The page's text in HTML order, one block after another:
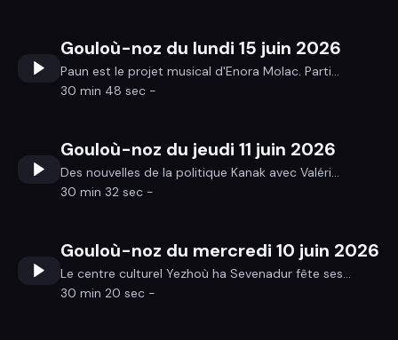
Gouloù-noz du lundi 15 juin 2026
Paun est le projet musical d'Enora Molac. Parti...
30 min 48 sec -
Gouloù-noz du jeudi 11 juin 2026
Des nouvelles de la politique Kanak avec Valéri...
30 min 32 sec -
Gouloù-noz du mercredi 10 juin 2026
Le centre culturel Yezhoù ha Sevenadur fête ses...
30 min 20 sec -